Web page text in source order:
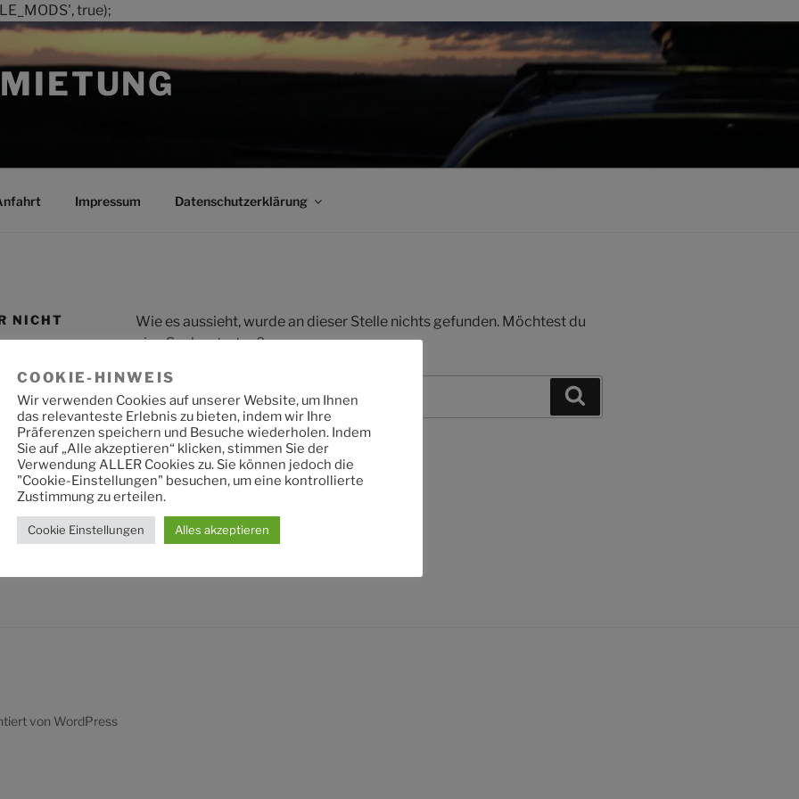
true);
Impressum Datenschutzerklärung
NICHT
Wie es aussieht, wurde an dieser Stelle nichts gefunden. Möchtest du
eine Suche starten?
Suche
nach:
von WordPress
COOKIE-HINWEIS
Wir verwenden Cookies auf unserer Website, um Ihnen
das relevanteste Erlebnis zu bieten, indem wir Ihre
Präferenzen speichern und Besuche wiederholen. Indem
Sie auf „Alle akzeptieren“ klicken, stimmen Sie der
Verwendung ALLER Cookies zu. Sie können jedoch die
"Cookie-Einstellungen" besuchen, um eine kontrollierte
Zustimmung zu erteilen.
Cookie Einstellungen Alles akzeptieren